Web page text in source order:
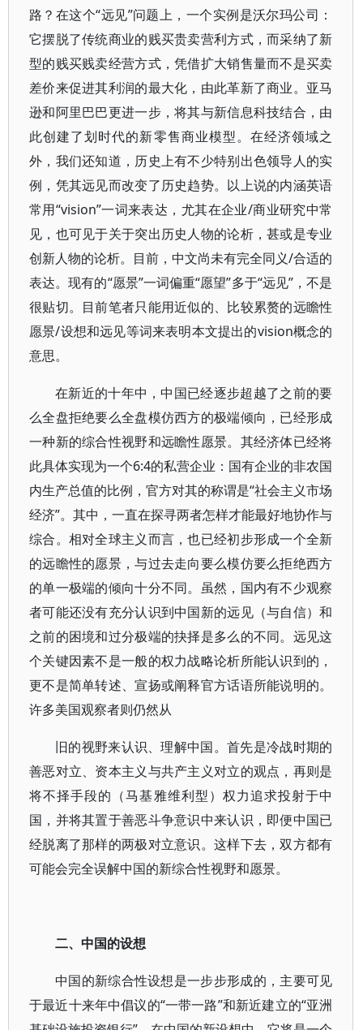
路？在这个“远见”问题上，一个实例是沃尔玛公司：
它摆脱了传统商业的贱买贵卖营利方式，而采纳了新
型的贱买贱卖经营方式，凭借扩大销售量而不是买卖
差价来促进其利润的最大化，由此革新了商业。亚马
逊和阿里巴巴更进一步，将其与新信息科技结合，由
此创建了划时代的新零售商业模型。在经济领域之
外，我们还知道，历史上有不少特别出色领导人的实
例，凭其远见而改变了历史趋势。以上说的内涵英语
常用“vision”一词来表达，尤其在企业/商业研究中常
见，也可见于关于突出历史人物的论析，甚或是专业
创新人物的论析。目前，中文尚未有完全同义/合适的
表达。现有的“愿景”一词偏重“愿望”多于“远见”，不是
很贴切。目前笔者只能用近似的、比较累赘的远瞻性
愿景/设想和远见等词来表明本文提出的vision概念的
意思。
在新近的十年中，中国已经逐步超越了之前的要
么全盘拒绝要么全盘模仿西方的极端倾向，已经形成
一种新的综合性视野和远瞻性愿景。其经济体已经将
此具体实现为一个6:4的私营企业：国有企业的非农国
内生产总值的比例，官方对其的称谓是“社会主义市场
经济”。其中，一直在探寻两者怎样才能最好地协作与
综合。相对全球主义而言，也已经初步形成一个全新
的远瞻性的愿景，与过去走向要么模仿要么拒绝西方
的单一极端的倾向十分不同。虽然，国内有不少观察
者可能还没有充分认识到中国新的远见（与自信）和
之前的困境和过分极端的抉择是多么的不同。远见这
个关键因素不是一般的权力战略论析所能认识到的，
更不是简单转述、宣扬或阐释官方话语所能说明的。
许多美国观察者则仍然从
旧的视野来认识、理解中国。首先是冷战时期的
善恶对立、资本主义与共产主义对立的观点，再则是
将不择手段的（马基雅维利型）权力追求投射于中
国，并将其置于善恶斗争意识中来认识，即便中国已
经脱离了那样的两极对立意识。这样下去，双方都有
可能会完全误解中国的新综合性视野和愿景。
二、中国的设想
中国的新综合性设想是一步步形成的，主要可见
于最近十来年中倡议的“一带一路”和新近建立的“亚洲